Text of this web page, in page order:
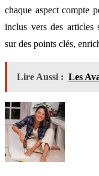
chaque aspect compte
inclus vers des articles
sur des points clés,
Lire Aussi : Les